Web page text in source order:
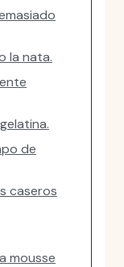
la nata.
de
caseros
mousse